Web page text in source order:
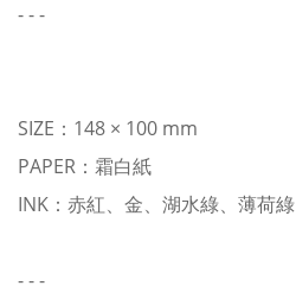
- - -
SIZE：148 × 100 mm
PAPER：霜白紙
INK：赤紅、金、湖水綠、薄荷綠
- - -